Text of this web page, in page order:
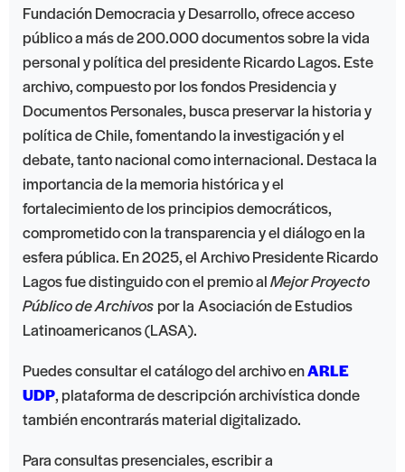
Fundación Democracia y Desarrollo, ofrece acceso
público a más de 200.000 documentos sobre la vida
personal y política del presidente Ricardo Lagos. Este
archivo, compuesto por los fondos Presidencia y
Documentos Personales, busca preservar la historia y
política de Chile, fomentando la investigación y el
debate, tanto nacional como internacional. Destaca la
importancia de la memoria histórica y el
fortalecimiento de los principios democráticos,
comprometido con la transparencia y el diálogo en la
esfera pública. En 2025, el Archivo Presidente Ricardo
Lagos fue distinguido con el premio alMejor Proyecto
Público de Archivos por la Asociación de Estudios
Latinoamericanos (LASA).
Puedes consultar el catálogo del archivo enARLE
UDP, plataforma de descripción archivística donde
también encontrarás material digitalizado.
Para consultas presenciales, escribir a